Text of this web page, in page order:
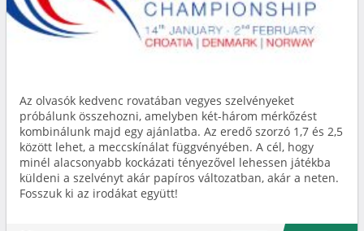
Az olvasók kedvenc rovatában vegyes szelvényeket
próbálunk összehozni, amelyben két-három mérkőzést
kombinálunk majd egy ajánlatba. Az eredő szorzó 1,7 és 2,5
között lehet, a meccskínálat függvényében. A cél, hogy
minél alacsonyabb kockázati tényezővel lehessen játékba
küldeni a szelvényt akár papíros változatban, akár a neten.
Fosszuk ki az irodákat együtt!